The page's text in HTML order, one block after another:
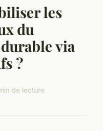
les
du
via
?
de lecture